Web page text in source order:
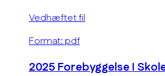
Vedhæftet fil
Format: pdf
2025 Forebyggelse I